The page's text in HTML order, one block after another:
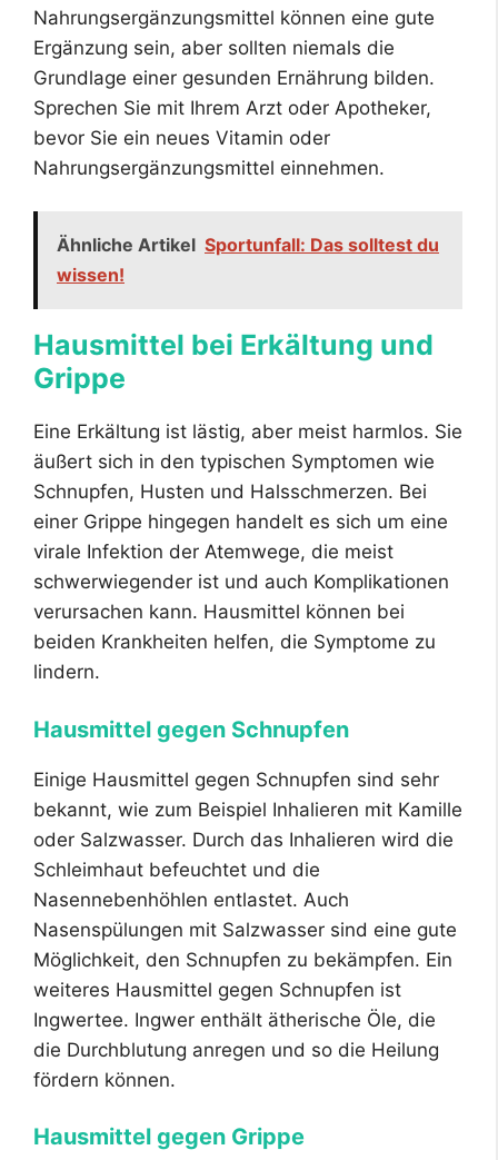
Nahrungsergänzungsmittel können eine gute
Ergänzung sein, aber sollten niemals die
Grundlage einer gesunden Ernährung bilden.
Sprechen Sie mit Ihrem Arzt oder Apotheker,
bevor Sie ein neues Vitamin oder
Nahrungsergänzungsmittel einnehmen.
Ähnliche Artikel Sportunfall: Das solltest du
wissen!
Hausmittel bei Erkältung und
Grippe
Eine Erkältung ist lästig, aber meist harmlos. Sie
äußert sich in den typischen Symptomen wie
Schnupfen, Husten und Halsschmerzen. Bei
einer Grippe hingegen handelt es sich um eine
virale Infektion der Atemwege, die meist
schwerwiegender ist und auch Komplikationen
verursachen kann. Hausmittel können bei
beiden Krankheiten helfen, die Symptome zu
lindern.
Hausmittel gegen Schnupfen
Einige Hausmittel gegen Schnupfen sind sehr
bekannt, wie zum Beispiel Inhalieren mit Kamille
oder Salzwasser. Durch das Inhalieren wird die
Schleimhaut befeuchtet und die
Nasennebenhöhlen entlastet. Auch
Nasenspülungen mit Salzwasser sind eine gute
Möglichkeit, den Schnupfen zu bekämpfen. Ein
weiteres Hausmittel gegen Schnupfen ist
Ingwertee. Ingwer enthält ätherische Öle, die
die Durchblutung anregen und so die Heilung
fördern können.
Hausmittel gegen Grippe